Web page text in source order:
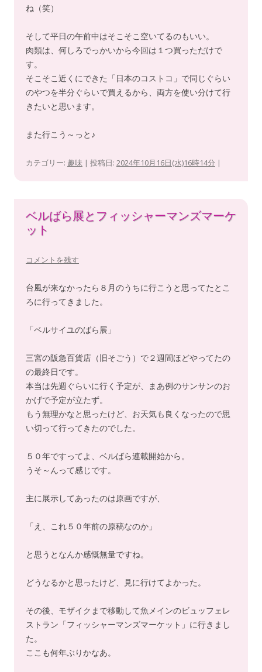
ね（笑）
そして平日の午前中はそこそこ空いてるのもいい。
肉類は、何しろでっかいから今回は１つ買っただけで
す。
そこそこ近くにできた「日本のコストコ」で同じぐらい
のやつを半分ぐらいで買えるから、両方を使い分けて行
きたいと思います。
また行こう～っと♪
カテゴリー: 趣味 | 投稿日: 2024年10月16日(水)16時14分 |
ベルばら展とフィッシャーマンズマーケ
ット
コメントを残す
台風が来なかったら８月のうちに行こうと思ってたとこ
ろに行ってきました。
「ベルサイユのばら展」
三宮の阪急百貨店（旧そごう）で２週間ほどやってたの
の最終日です。
本当は先週ぐらいに行く予定が、まあ例のサンサンのお
かげで予定が立たず。
もう無理かなと思ったけど、お天気も良くなったので思
い切って行ってきたのでした。
５０年ですってよ、ベルばら連載開始から。
うそ～んって感じです。
主に展示してあったのは原画ですが、
「え、これ５０年前の原稿なのか」
と思うとなんか感慨無量ですね。
どうなるかと思ったけど、見に行けてよかった。
その後、モザイクまで移動して魚メインのビュッフェレ
ストラン「フィッシャーマンズマーケット」に行きまし
た。
ここも何年ぶりかなあ。